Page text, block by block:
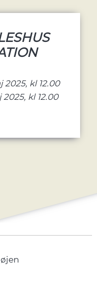
2025, kl 12.00
2025, kl 12.00